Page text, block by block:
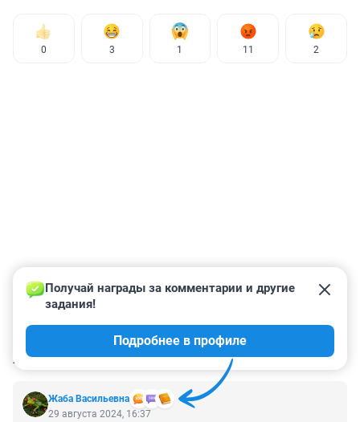
0 3 1 11 2
КОММЕНТАРИИ 27
Жаба Васильевна
Получай награды за комментарии и другие
задания!
Подробнее в профиле
29 августа 2024, 16:37